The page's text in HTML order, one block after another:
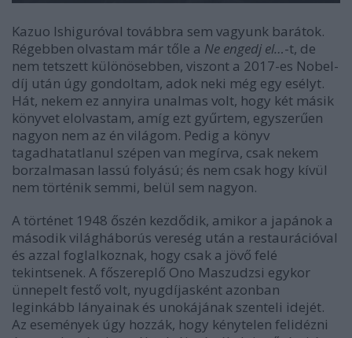
Kazuo Ishiguróval továbbra sem vagyunk barátok.
Régebben olvastam már tőle a Ne engedj el…-t, de
nem tetszett különösebben, viszont a 2017-es Nobel-
díj után úgy gondoltam, adok neki még egy esélyt.
Hát, nekem ez annyira unalmas volt, hogy két másik
könyvet elolvastam, amíg ezt gyűrtem, egyszerűen
nagyon nem az én világom. Pedig a könyv
tagadhatatlanul szépen van megírva, csak nekem
borzalmasan lassú folyású; és nem csak hogy kívül
nem történik semmi, belül sem nagyon.
A történet 1948 őszén kezdődik, amikor a japánok a
második világháborús vereség után a restaurációval
és azzal foglalkoznak, hogy csak a jövő felé
tekintsenek. A főszereplő Ono Maszudzsi egykor
ünnepelt festő volt, nyugdíjasként azonban
leginkább lányainak és unokájának szenteli idejét.
Az események úgy hozzák, hogy kénytelen felidézni